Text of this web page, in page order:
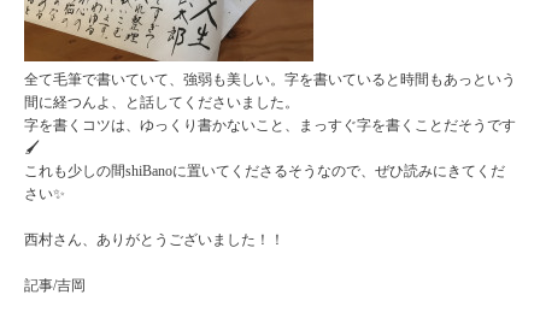
全て毛筆で書いていて、強弱も美しい。字を書いていると時間もあっという
間に経つんよ、と話してくださいました。
字を書くコツは、ゆっくり書かないこと、まっすぐ字を書くことだそうです
🖌
これも少しの間shiBanoに置いてくださるそうなので、ぜひ読みにきてくだ
さい✨
西村さん、ありがとうございました！！
記事/吉岡